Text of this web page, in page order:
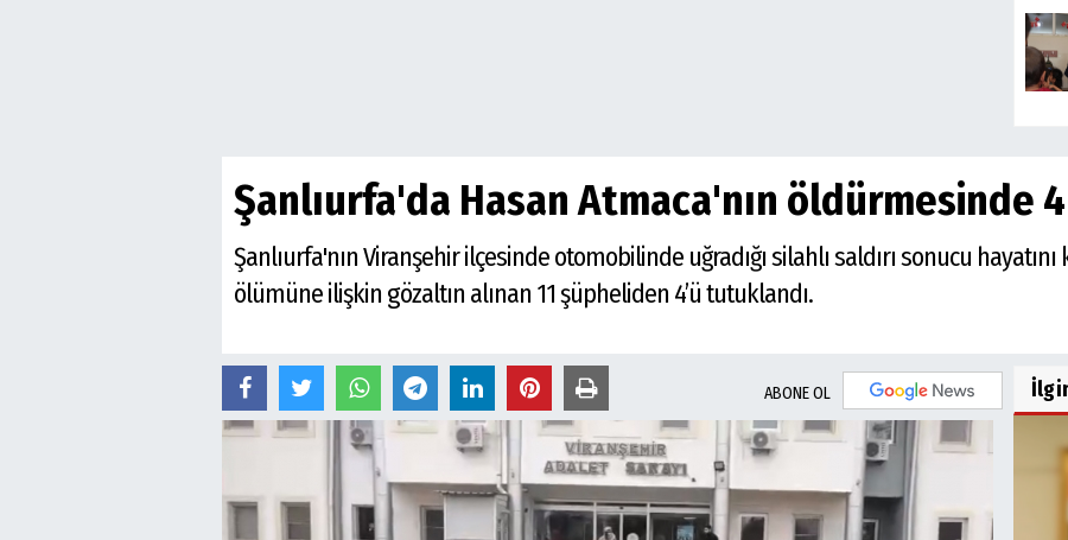
Şanlıurfa'da Hasan Atmaca'nın öldürmesinde
Şanlıurfa'nın Viranşehir ilçesinde otomobilinde uğradığı silahlı saldırı sonucu
ölümüne ilişkin gözaltın alınan 11 şüpheliden 4’ü tutuklandı.
ABONE OL